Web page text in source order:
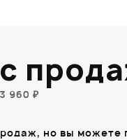
960 ₽
но вы можете